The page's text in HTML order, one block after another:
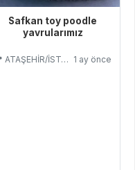
Safkan toy poodle
yavrularımız
📍 ATAŞEHİR/İSTANBUL 1 ay önce